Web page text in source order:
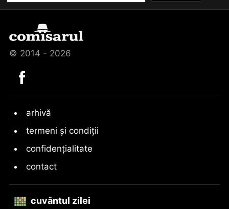
© 2014 - 2026
arhivă
termeni și condiții
confidențialitate
contact
cuvântul zilei